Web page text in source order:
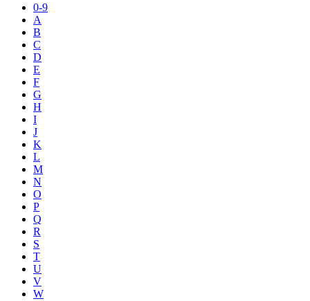
0-9
A
B
C
D
E
F
G
H
I
J
K
L
M
N
O
P
Q
R
S
T
U
V
W